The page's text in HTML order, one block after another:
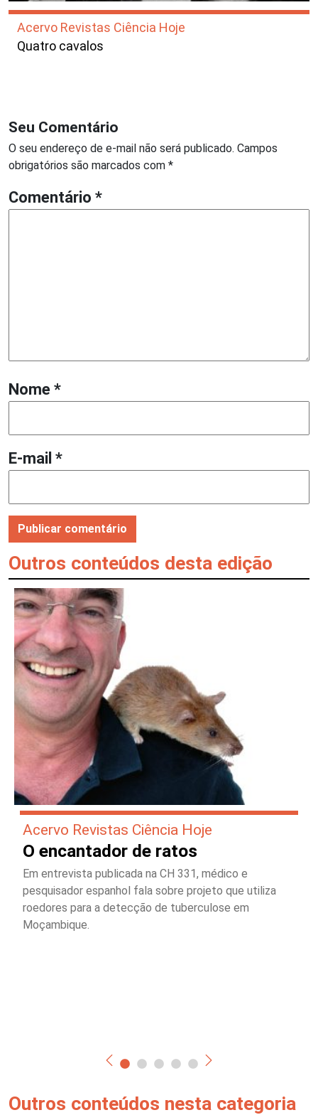
Acervo Revistas Ciência Hoje
Quatro cavalos
Seu Comentário
O seu endereço de e-mail não será publicado. Campos
obrigatórios são marcados com *
Comentário *
Nome *
E-mail *
Outros conteúdos desta edição
Acervo Revistas Ciência Hoje
O encantador de ratos
Em entrevista publicada na CH 331, médico e
pesquisador espanhol fala sobre projeto que utiliza
roedores para a detecção de tuberculose em
Moçambique.
Outros conteúdos nesta categoria